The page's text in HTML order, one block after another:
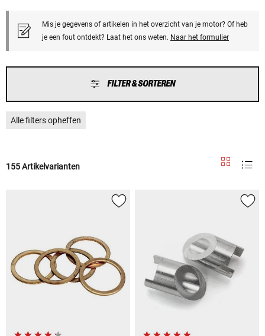
Mis je gegevens of artikelen in het overzicht van je motor? Of heb
je een fout ontdekt? Laat het ons weten. Naar het formulier
FILTER & SORTEREN
Alle filters opheffen
155 Artikelvarianten